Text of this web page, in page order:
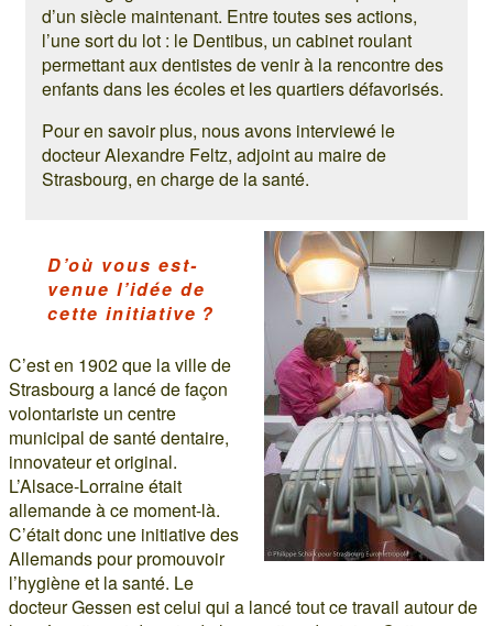
d’un siècle maintenant. Entre toutes ses actions,
l’une sort du lot : le Dentibus, un cabinet roulant
permettant aux dentistes de venir à la rencontre des
enfants dans les écoles et les quartiers défavorisés.
Pour en savoir plus, nous avons interviewé le
docteur Alexandre Feltz, adjoint au maire de
Strasbourg, en charge de la santé.
D’où vous est-
venue l’idée de
cette initiative ?
C’est en 1902 que la ville de
Strasbourg a lancé de façon
volontariste un centre
municipal de santé dentaire,
innovateur et original.
L’Alsace-Lorraine était
allemande à ce moment-là.
C’était donc une initiative des
Allemands pour promouvoir
l’hygiène et la santé. Le
docteur Gessen est celui qui a lancé tout ce travail autour de